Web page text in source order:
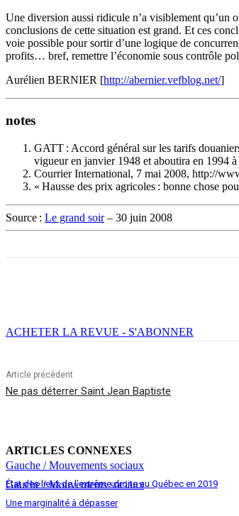
Une diversion aussi ridicule n’a visiblement qu’un
conclusions de cette situation est grand. Et ces
voie possible pour sortir d’une logique de
profits… bref, remettre l’économie sous contrôle
Aurélien BERNIER [http://abernier.vefblog.net/]
notes
GATT : Accord général sur les tarifs
vigueur en janvier 1948 et aboutira en 1994
Courrier International, 7 mai 2008, http://
« Hausse des prix agricoles : bonne chose
Source : Le grand soir– 30 juin 2008
ACHETER LA REVUE - S'ABONNER
Article précédent
Ne pas déterrer Saint Jean Baptiste
ARTICLES CONNEXES
Gauche / Mouvements sociaux
État des lieux de l’extrême droite au Québec en 2019
Gauche / Mouvements sociaux
Une marginalité à dépasser